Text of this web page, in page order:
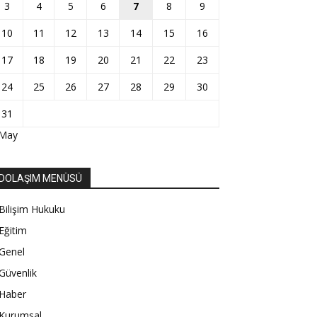
3
4 5 6 7 8
9
10
11 12 13 14 15
16
17
18 19 20 21 22
23
24
25 26 27 28 29
30
31
DOLAŞIM MENÜSÜ
Bilişim Hukuku
Eğitim
Haber